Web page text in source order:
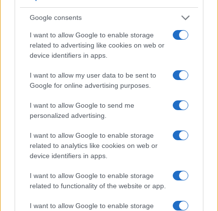
Google consents
I want to allow Google to enable storage
related to advertising like cookies on web or
device identifiers in apps.
I want to allow my user data to be sent to
Google for online advertising purposes.
I want to allow Google to send me
personalized advertising.
I want to allow Google to enable storage
related to analytics like cookies on web or
device identifiers in apps.
I want to allow Google to enable storage
related to functionality of the website or app.
I want to allow Google to enable storage
NECROLOGIE
Maddalena Scanu
I nostri cari